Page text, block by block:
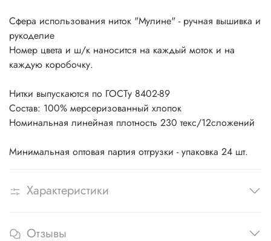
Сфера использования ниток "Мулине" - ручная вышивка и
рукоделие
Номер цвета и ш/к наносится на каждый моток и на
каждую коробочку.
Нитки выпускаются по ГОСТу 8402-89
Состав: 100% мерсеризованный хлопок
Номинальная линейная плотность 230 текс/12сложений
Минимальная оптовая партия отгрузки - упаковка 24 шт.
Характеристики
Отзывы